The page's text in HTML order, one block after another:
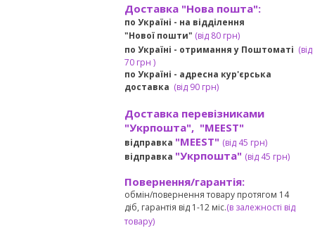
Доставка "Нова пошта":
по Україні - на відділення
"Нової пошти" (від 80 грн)
по Україні - отримання у Поштоматі (від
70 грн )
по Україні - адресна кур'єрська
доставка (від90 грн)
Доставка перевізниками
"Укрпошта", "MEEST"
відправка "MEEST" (від 45 грн)
відправка "Укрпошта" (від 45 грн)
Повернення/гарантія:
обмін/повернення товару протягом 14
діб, гарантія від 1-12 міс.(в залежності від
товару)